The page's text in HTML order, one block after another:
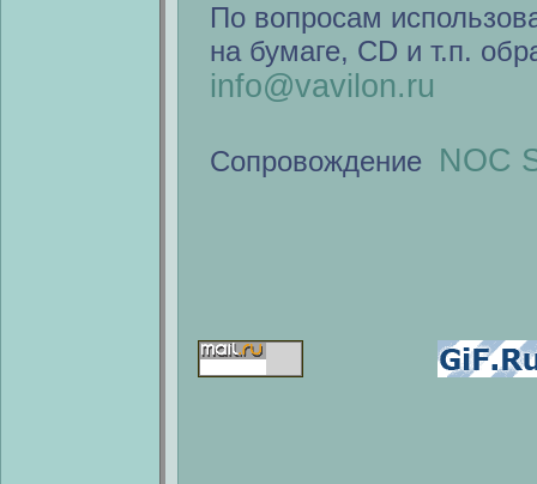
По вопросам
на бумаге, CD и т.п.
info@vavilon.ru
Сопровождение NOC